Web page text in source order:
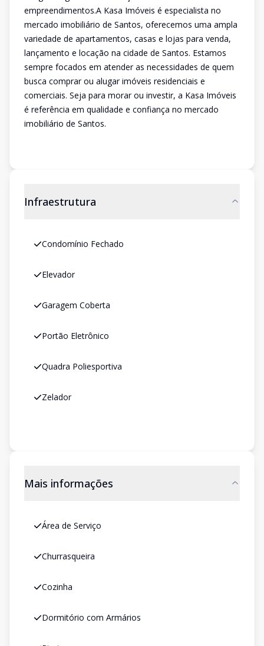
empreendimentos.A Kasa Imóveis é especialista no
mercado imobiliário de Santos, oferecemos uma ampla
variedade de apartamentos, casas e lojas para venda,
lançamento e locação na cidade de Santos. Estamos
sempre focados em atender as necessidades de quem
busca comprar ou alugar imóveis residenciais e
comerciais. Seja para morar ou investir, a Kasa Imóveis
é referência em qualidade e confiança no mercado
imobiliário de Santos.
Infraestrutura
Condomínio Fechado
Elevador
Garagem Coberta
Portão Eletrônico
Quadra Poliesportiva
Zelador
Mais informações
Área de Serviço
Churrasqueira
Cozinha
Dormitório com Armários